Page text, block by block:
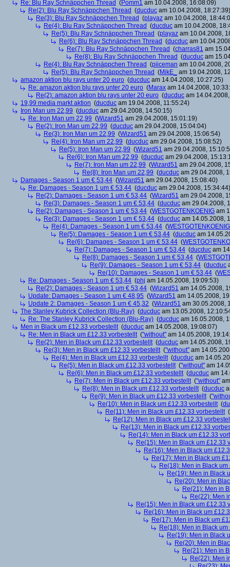
Re: Blu Ray Schnäppchen Thread (Pomm1 am 10.04.2008, 16:08:09)
Re(2): Blu Ray Schnäppchen Thread (ducduc am 10.04.2008, 18:27:39)
Re(3): Blu Ray Schnäppchen Thread (playaz am 10.04.2008,
Re(4): Blu Ray Schnäppchen Thread (ducduc am 10.04.2008,
Re(5): Blu Ray Schnäppchen Thread (playaz am 10.04.2008,
Re(6): Blu Ray Schnäppchen Thread (ducduc am
Re(7): Blu Ray Schnäppchen Thread (charras81 am
Re(8): Blu Ray Schnäppchen Thread (ducduc am
Re(4): Blu Ray Schnäppchen Thread (piiceman am 10.04.2008,
Re(5): Blu Ray Schnäppchen Thread (MikE_
am 19.04.2008,
amazon aktion blu rays unter 20 euro (ducduc am 14.04.2008, 10:27:25)
Re: amazon aktion blu rays unter 20 euro (Marax am 14.04.2008,
Re(2): amazon aktion blu rays unter 20 euro (ducduc am
19,99 media markt aktion (ducduc am 19.04.2008, 11:55:24)
Iron Man um 22,99 (ducduc am 29.04.2008, 14:50:15)
Re: Iron Man um 22,99 (Wizard51 am 29.04.2008, 15:01:19)
Re(2): Iron Man um 22,99 (ducduc am 29.04.2008, 15:04:04)
Re(3): Iron Man um 22,99 (Wizard51 am 29.04.2008, 15:06:54)
Re(4): Iron Man um 22,99 (ducduc am 29.04.2008, 15:08:52)
Re(5): Iron Man um 22,99 (Wizard51 am 29.04.2008,
Re(6): Iron Man um 22,99 (ducduc am 29.04.2008,
Re(7): Iron Man um 22,99 (Wizard51 am 29.04.2008,
Re(8): Iron Man um 22,99 (ducduc am 29.04.2008,
Damages - Season 1 um € 53,44 (Wizard51 am 29.04.2008, 15:08:40)
Re: Damages - Season 1 um € 53,44 (ducduc am 29.04.2008, 15:34:44)
Re(2): Damages - Season 1 um € 53,44 (Wizard51 am 29.04.2008,
Re(3): Damages - Season 1 um € 53,44 (ducduc am 29.04.2008,
Re(2): Damages - Season 1 um € 53,44 (WESTGOTENKOENIG am
Re(3): Damages - Season 1 um € 53,44 (ducduc am 14.05.2008,
Re(4): Damages - Season 1 um € 53,44 (WESTGOTENKOENIG
Re(5): Damages - Season 1 um € 53,44 (ducduc am
Re(6): Damages - Season 1 um € 53,44 (
Re(7): Damages - Season 1 um € 53,44 (ducduc am
Re(8): Damages - Season 1 um € 53,44 (
Re(9): Damages - Season 1 um € 53,44 (ducduc
Re(10): Damages - Season 1 um € 53,44 (
Re: Damages - Season 1 um € 53,44 (phj am 14.05.2008, 19:09:53)
Re(2): Damages - Season 1 um € 53,44 (Wizard51 am 14.05.2008,
Update: Damages - Season 1 um € 48,95 (Wizard51 am 14.05.2008,
Update 2: Damages - Season 1 um € 45,32 (Wizard51 am 30.05.2008,
The Stanley Kubrick Collection (Blu-Ray) (ducduc am 13.05.2008,
Re: The Stanley Kubrick Collection (Blu-Ray) (ducduc am 16.05.2008,
Men in Black um £12.33 vorbestellt(ducduc am 14.05.2008, 19:08:07)
Re: Men in Black um £12.33 vorbestellt("without" am 14.05.2008,
Re(2): Men in Black um £12.33 vorbestellt(ducduc am 14.05.2008,
Re(3): Men in Black um £12.33 vorbestellt("without" am
Re(4): Men in Black um £12.33 vorbestellt(ducduc am
Re(5): Men in Black um £12.33 vorbestellt("without" am
Re(6): Men in Black um £12.33 vorbestellt(ducduc am
Re(7): Men in Black um £12.33 vorbestellt("without"
Re(8): Men in Black um £12.33 vorbestellt(ducduc
Re(9): Men in Black um £12.33 vorbestellt(
Re(10): Men in Black um £12.33 vorbestellt(
Re(11): Men in Black um £12.33 vorbestellt(
Re(12): Men in Black um £12.33
Re(13): Men in Black um £12.33
Re(14): Men in Black um £12.33
Re(15): Men in Black um £12.33
Re(16): Men in Black um
Re(17): Men in Black um
Re(18): Men in Black
Re(19): Men in Black
Re(20): Men in
Re(21): Men in
Re(22): Men
Re(15): Men in Black um £12.33
Re(16): Men in Black um
Re(17): Men in Black um
Re(18): Men in Black
Re(19): Men in Black
Re(20): Men in
Re(21): Men in
Re(22): Men